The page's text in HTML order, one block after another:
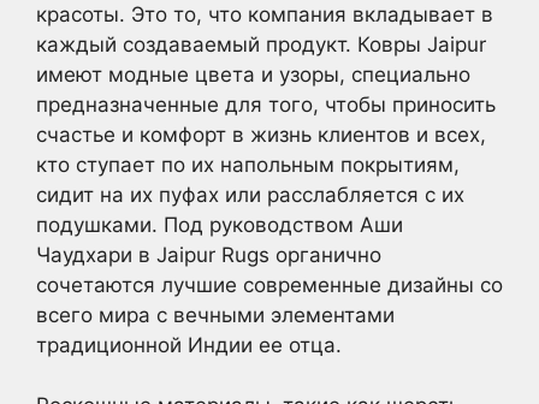
красоты. Это то, что компания вкладывает в
каждый создаваемый продукт. Ковры Jaipur
имеют модные цвета и узоры, специально
предназначенные для того, чтобы приносить
счастье и комфорт в жизнь клиентов и всех,
кто ступает по их напольным покрытиям,
сидит на их пуфах или расслабляется с их
подушками. Под руководством Аши
Чаудхари в Jaipur Rugs органично
сочетаются лучшие современные дизайны со
всего мира с вечными элементами
традиционной Индии ее отца.